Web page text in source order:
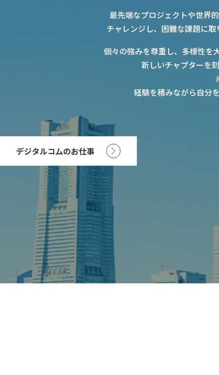
最先端なプロジェクトや世界
チャレンジし、困難な課題に
個々の強みを尊重し、多様性を
新しいチャプターを
経験を積みながら自分
デジタルコムのお仕事